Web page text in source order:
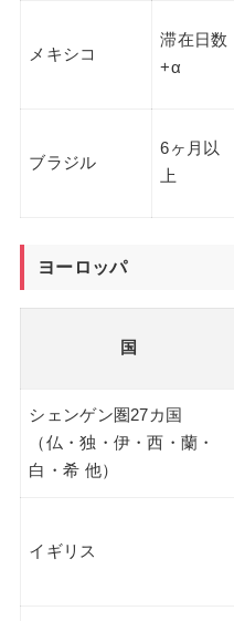
メキシコ
滞在日数
+α
ブラジル
6ヶ月以
上
ヨーロッパ
国
シェンゲン圏27カ国
（仏・独・伊・西・蘭・
白・希 他）
イギリス